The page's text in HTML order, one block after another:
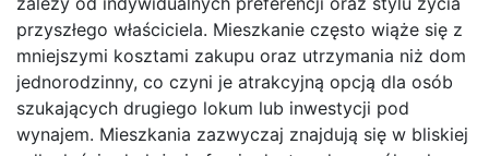
przyszłego właściciela. Mieszkanie często wiąże się z
mniejszymi kosztami zakupu oraz utrzymania niż dom
jednorodzinny, co czyni je atrakcyjną opcją dla osób
szukających drugiego lokum lub inwestycji pod
wynajem. Mieszkania zazwyczaj znajdują się w bliskiej